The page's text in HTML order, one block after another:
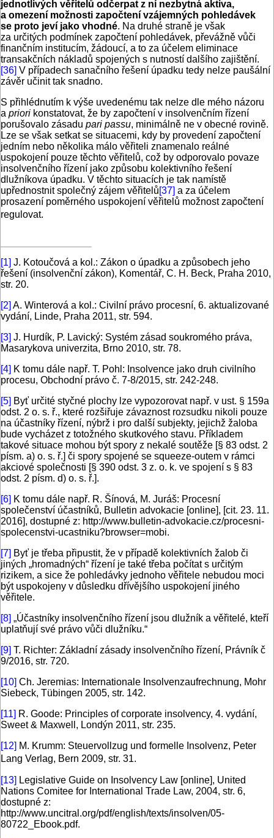
jednotlivých věřitelů odčerpat z ní nezbytná aktiva,
a omezení možnosti započtení vzájemných pohledávek
se proto jeví jako vhodné. Na druhé straně je však
za určitých podmínek započtení pohledávek, převážně vůči
finančním institucím, žádoucí, a to za účelem eliminace
transakčních nákladů spojených s nutností dalšího zajištění.
[36] V případech sanačního řešení úpadku tedy nelze paušální
závěr učinit tak snadno.
S přihlédnutím k výše uvedenému tak nelze dle mého názoru
a priori konstatovat, že by započtení v insolvenčním řízení
porušovalo zásadu pari passu, minimálně ne v obecné rovině.
Lze se však setkat se situacemi, kdy by provedení započtení
jedním nebo několika málo věřiteli znamenalo reálné
uspokojení pouze těchto věřitelů, což by odporovalo povaze
insolvenčního řízení jako způsobu kolektivního řešení
dlužníkova úpadku. V těchto situacích je tak namístě
upřednostnit společný zájem věřitelů[37] a za účelem
prosazení poměrného uspokojení věřitelů možnost započtení
regulovat.
[1] J. Kotoučová a kol.: Zákon o úpadku a způsobech jeho
řešení (insolvenční zákon), Komentář, C. H. Beck, Praha 2010,
str. 20.
[2] A. Winterová a kol.: Civilní právo procesní, 6. aktualizované
vydání, Linde, Praha 2011, str. 594.
[3] J. Hurdík, P. Lavický: Systém zásad soukromého práva,
Masarykova univerzita, Brno 2010, str. 78.
[4] K tomu dále např. T. Pohl: Insolvence jako druh civilního
procesu, Obchodní právo č. 7-8/2015, str. 242-248.
[5] Byť určité styčné plochy lze vypozorovat např. v ust. § 159a
odst. 2 o. s. ř., které rozšiřuje závaznost rozsudku nikoli pouze
na účastníky řízení, nýbrž i pro další subjekty, jejichž žaloba
bude vycházet z totožného skutkového stavu. Příkladem
takové situace mohou být spory z nekalé soutěže [§ 83 odst. 2
písm. a) o. s. ř.] či spory spojené se squeeze-outem v rámci
akciové společnosti [§ 390 odst. 3 z. o. k. ve spojení s § 83
odst. 2 písm. d) o. s. ř.].
[6] K tomu dále např. R. Šínová, M. Juráš: Procesní
společenství účastníků, Bulletin advokacie [online], [cit. 23. 11.
2016], dostupné z: http://www.bulletin-advokacie.cz/procesni-
spolecenstvi-ucastniku?browser=mobi.
[7] Byť je třeba připustit, že v případě kolektivních žalob či
jiných „hromadných“ řízení je také třeba počítat s určitým
rizikem, a sice že pohledávky jednoho věřitele nebudou moci
být uspokojeny v důsledku dřívějšího uspokojení jiného
věřitele.
[8] „Účastníky insolvenčního řízení jsou dlužník a věřitelé, kteří
uplatňují své právo vůči dlužníku.“
[9] T. Richter: Základní zásady insolvenčního řízení, Právník č
9/2016, str. 720.
[10] Ch. Jeremias: Internationale Insolvenzaufrechnung, Mohr
Siebeck, Tübingen 2005, str. 142.
[11] R. Goode: Principles of corporate insolvency, 4. vydání,
Sweet & Maxwell, Londýn 2011, str. 235.
[12] M. Krumm: Steuervollzug und formelle Insolvenz, Peter
Lang Verlag, Bern 2009, str. 31.
[13] Legislative Guide on Insolvency Law [online], United
Nations Comitee for International Trade Law, 2004, str. 6,
dostupné z:
http://www.uncitral.org/pdf/english/texts/insolven/05-
80722_Ebook.pdf.